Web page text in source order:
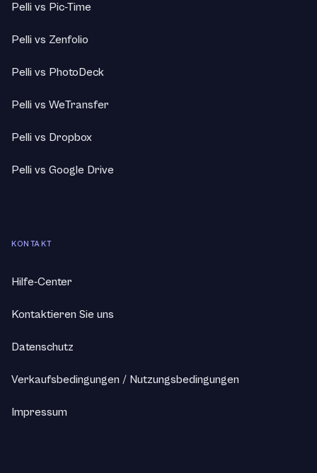
Pelli vs Pic-Time
Pelli vs Zenfolio
Pelli vs PhotoDeck
Pelli vs WeTransfer
Pelli vs Dropbox
Pelli vs Google Drive
KONTAKT
Hilfe-Center
Kontaktieren Sie uns
Datenschutz
Verkaufsbedingungen / Nutzungsbedingungen
Impressum